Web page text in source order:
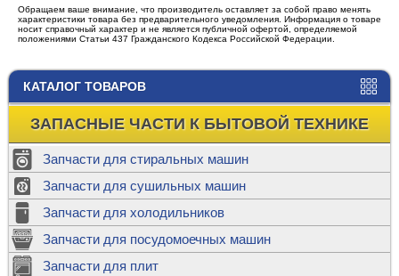
КАТАЛОГ ТОВАРОВ
ЗАПАСНЫЕ ЧАСТИ К БЫТОВОЙ ТЕХНИКЕ
Запчасти для стиральных машин
Запчасти для сушильных машин
Запчасти для холодильников
Запчасти для посудомоечных машин
Запчасти для плит
Обращаем ваше внимание, что производитель оставляет за собой право менять
характеристики товара без предварительного уведомления. Информация о товаре
носит справочный характер и не является публичной офертой, определяемой
положениями Статьи 437 Гражданского Кодекса Российской Федерации.